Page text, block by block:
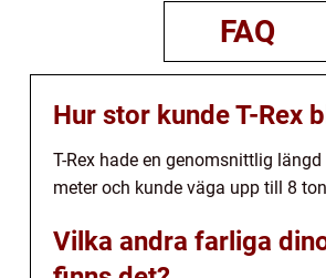
FAQ
Hur stor kunde T-Rex
T-Rex hade en genomsnittlig
meter och kunde väga upp till 8
Vilka andra farliga